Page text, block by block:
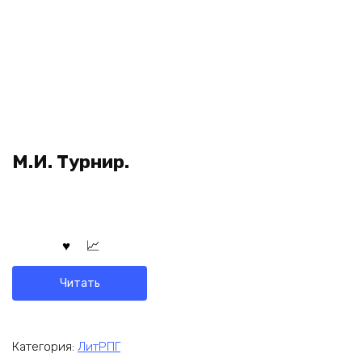
М.И. Турнир.
Читать
Категория: ЛитРПГ